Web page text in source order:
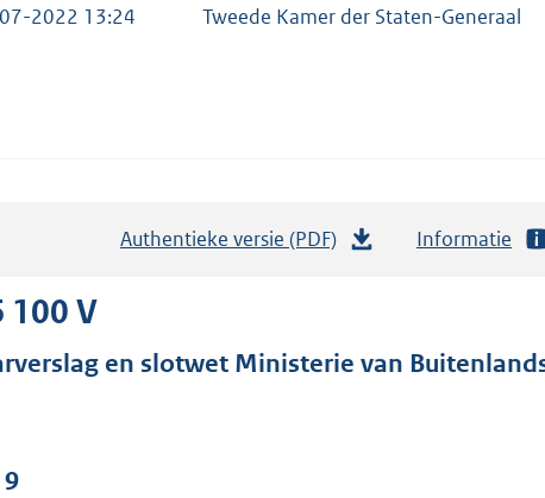
2022 13:24 Tweede Kamer der Staten-Generaal
Authentieke versie (PDF)
a
Informatie
100 V
en slotwet Ministerie van
9